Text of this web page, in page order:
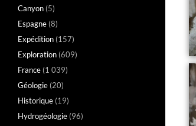
Canyon (5)
Espagne (8)
Expédition (157)
Exploration (609)
France (1 039)
Géologie (20)
Historique (19)
Hydrogéologie (96)